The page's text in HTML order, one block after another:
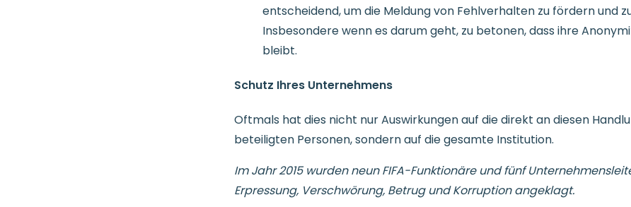
entscheidend, um die Meldung von Fehlverhalten zu fördern und
Insbesondere wenn es darum geht, zu betonen, dass ihre
bleibt.
Schutz Ihres Unternehmens
Oftmals hat dies nicht nur Auswirkungen auf die direkt an diesen
beteiligten Personen, sondern auf die gesamte Institution.
Im Jahr 2015 wurden neun FIFA-Funktionäre und fünf
Erpressung, Verschwörung, Betrug und Korruption angeklagt.